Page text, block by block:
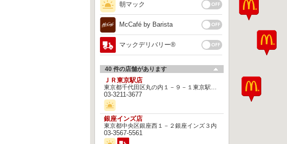
朝マック
McCafé by Barista
マックデリバリー®︎
40 件の店舗があります
ＪＲ東京駅店
東京都千代田区丸の内１－９－１東京駅一番街
03-3211-3677
銀座インズ店
東京都中央区銀座西１－２銀座インズ３内
03-3567-5561